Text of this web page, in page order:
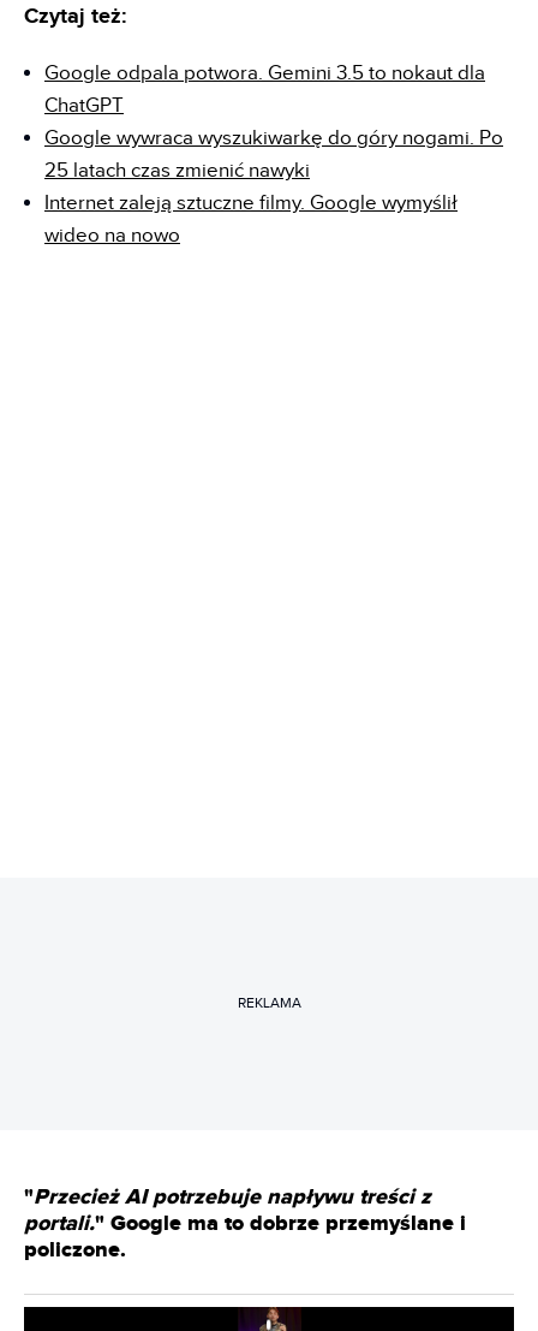
Czytaj też:
Google odpala potwora. Gemini 3.5 to nokaut dla
ChatGPT
Google wywraca wyszukiwarkę do góry nogami. Po
25 latach czas zmienić nawyki
Internet zaleją sztuczne filmy. Google wymyślił
wideo na nowo
REKLAMA
"Przecież AI potrzebuje napływu treści z
portali." Google ma to dobrze przemyślane i
policzone.